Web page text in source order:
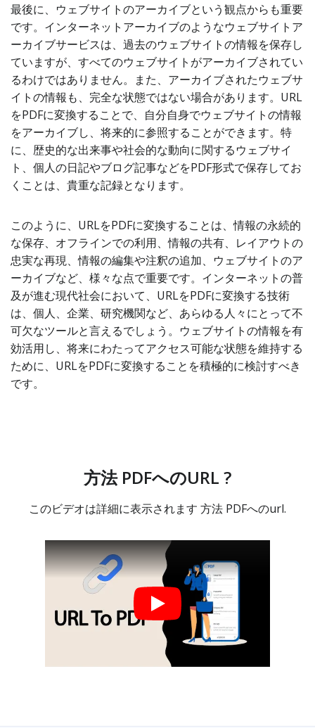
最後に、ウェブサイトのアーカイブという観点からも重要
です。インターネットアーカイブのようなウェブサイトア
ーカイブサービスは、過去のウェブサイトの情報を保存し
ていますが、すべてのウェブサイトがアーカイブされてい
るわけではありません。また、アーカイブされたウェブサ
イトの情報も、完全な状態ではない場合があります。URL
をPDFに変換することで、自分自身でウェブサイトの情報
をアーカイブし、将来的に参照することができます。特
に、歴史的な出来事や社会的な動向に関するウェブサイ
ト、個人の日記やブログ記事などをPDF形式で保存してお
くことは、貴重な記録となります。
このように、URLをPDFに変換することは、情報の永続的
な保存、オフラインでの利用、情報の共有、レイアウトの
忠実な再現、情報の編集や注釈の追加、ウェブサイトのア
ーカイブなど、様々な点で重要です。インターネットの普
及が進む現代社会において、URLをPDFに変換する技術
は、個人、企業、研究機関など、あらゆる人々にとって不
可欠なツールと言えるでしょう。ウェブサイトの情報を有
効活用し、将来にわたってアクセス可能な状態を維持する
ために、URLをPDFに変換することを積極的に検討すべき
です。
方法 PDFへのURL ?
このビデオは詳細に表示されます 方法 PDFへのurl.